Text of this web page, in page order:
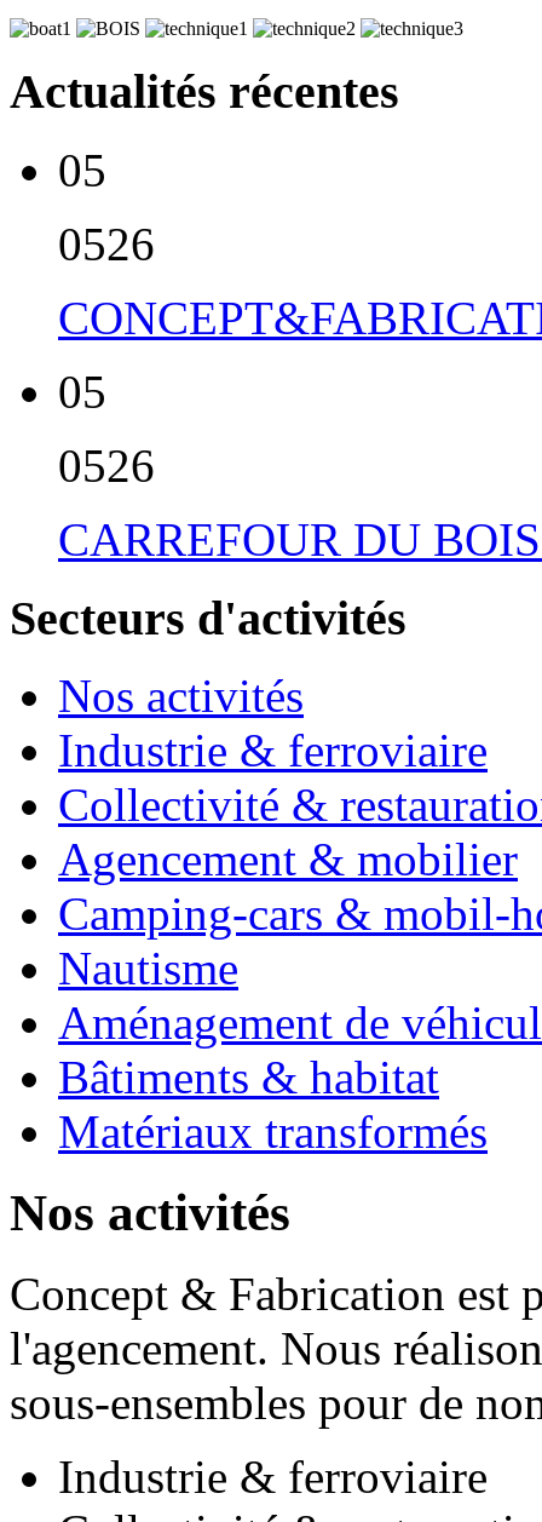
Actualités récentes
05
0526
05
0526
CARREFOUR DU
Secteurs d'activités
Nos activités
Industrie & ferroviaire
Collectivité &
Agencement & mobilier
Camping-cars & mobil-
Nautisme
Aménagement de
Bâtiments & habitat
Matériaux transformés
Nos activités
Concept & Fabrication est
l'agencement. Nous
sous-ensembles pour de
Industrie & ferroviaire